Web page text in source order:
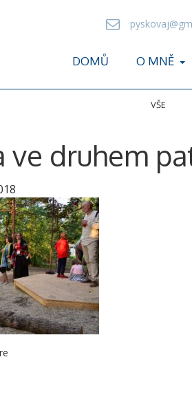
DOMŮ O MNĚ
VŠE
ve druhem